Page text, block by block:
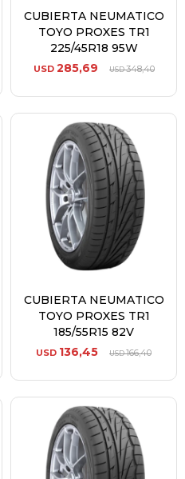
CUBIERTA NEUMATICO
TOYO PROXES TR1
225/45R18 95W
USD 285,69 USD348,40
CUBIERTA NEUMATICO
TOYO PROXES TR1
185/55R15 82V
USD 136,45 USD166,40